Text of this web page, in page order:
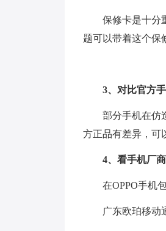
保修卡是十分
题可以带着这个保
3、对比官方
部分手机在仿
方正品有差异，可
4、看手机厂
在OPPO手机
广东欧珀移动